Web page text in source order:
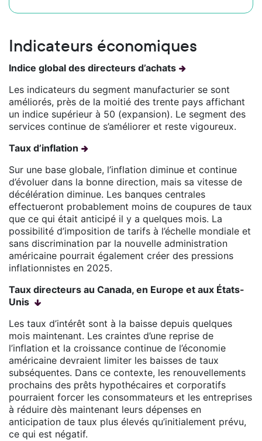
Indicateurs économiques
Indice global des directeurs d’achats
Les indicateurs du segment manufacturier se sont
améliorés, près de la moitié des trente pays affichant
un indice supérieur à 50 (expansion). Le segment des
services continue de s’améliorer et reste vigoureux.
Taux d’inflation
Sur une base globale, l’inflation diminue et continue
d’évoluer dans la bonne direction, mais sa vitesse de
décélération diminue. Les banques centrales
effectueront probablement moins de coupures de taux
que ce qui était anticipé il y a quelques mois. La
possibilité d’imposition de tarifs à l’échelle mondiale et
sans discrimination par la nouvelle administration
américaine pourrait également créer des pressions
inflationnistes en 2025.
Taux directeurs au Canada, en Europe et aux États-
Unis
Les taux d’intérêt sont à la baisse depuis quelques
mois maintenant. Les craintes d’une reprise de
l’inflation et la croissance continue de l’économie
américaine devraient limiter les baisses de taux
subséquentes. Dans ce contexte, les renouvellements
prochains des prêts hypothécaires et corporatifs
pourraient forcer les consommateurs et les entreprises
à réduire dès maintenant leurs dépenses en
anticipation de taux plus élevés qu’initialement prévu,
ce qui est négatif.